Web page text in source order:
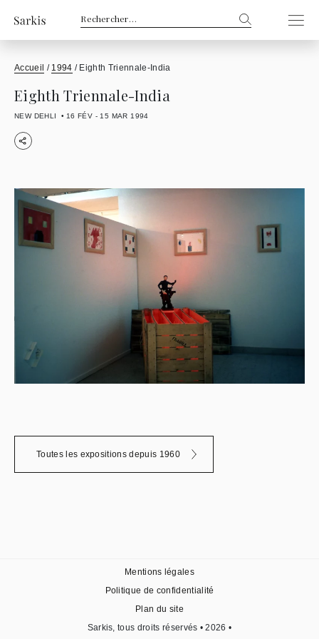
Rechercher :
Accueil / 1994 / Eighth Triennale-India
Eighth Triennale-India
NEW DEHLI 16 FÉV - 15 MAR 1994
Toutes les expositions depuis 1960
Sarkis, tous droits réservés • 2026 •
Mentions légales
Politique de confidentialité
Plan du site